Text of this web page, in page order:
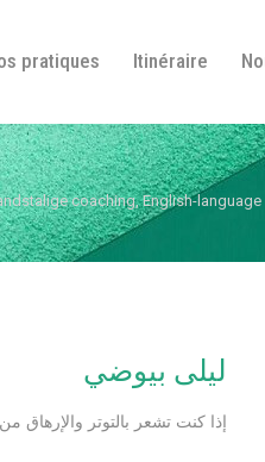
pratiques Itinéraire
coaching, English-
ليلى بيوضي
إذا كنت تشعر بالتوتر والإرهاق